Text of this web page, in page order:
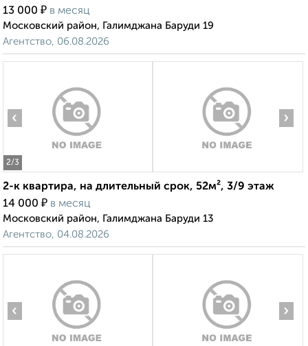
13 000 ₽ в месяц
Московский район, Галимджана Баруди 19
Агентство, 06.08.2026
2/3
‹ ›
2-к квартира, на длительный срок, 52м², 3/9 этаж
14 000 ₽ в месяц
Московский район, Галимджана Баруди 13
Агентство, 04.08.2026
‹ ›